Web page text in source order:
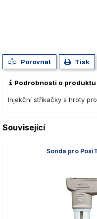
Porovnat Tisk
Podrobnosti o produktu
Injekční stříkačky s hroty
Související
Sonda pro